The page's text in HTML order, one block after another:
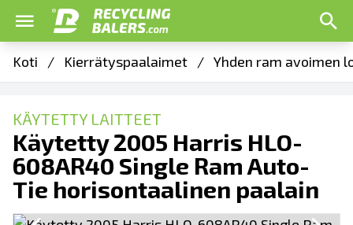
Koti / Kierrätyspaalaimet / Yhden ram avoimen
KÄYTETTY LAITTEET
Käytetty 2005 Harris HLO-
608AR40 Single Ram Auto-
Tie horisontaalinen paalain